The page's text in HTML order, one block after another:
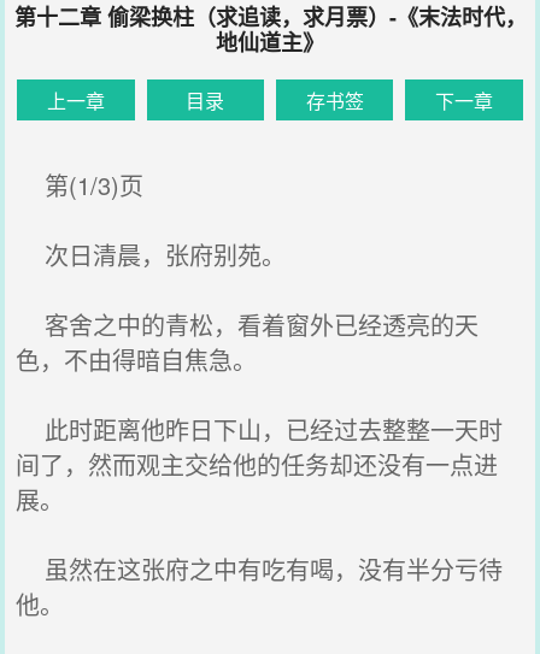
第十二章 偷梁换柱（求追读，求月票）-《末法时代，
地仙道主》
上一章 目录 存书签 下一章
第(1/3)页
次日清晨，张府别苑。
客舍之中的青松，看着窗外已经透亮的天
色，不由得暗自焦急。
此时距离他昨日下山，已经过去整整一天时
间了，然而观主交给他的任务却还没有一点进
展。
虽然在这张府之中有吃有喝，没有半分亏待
他。